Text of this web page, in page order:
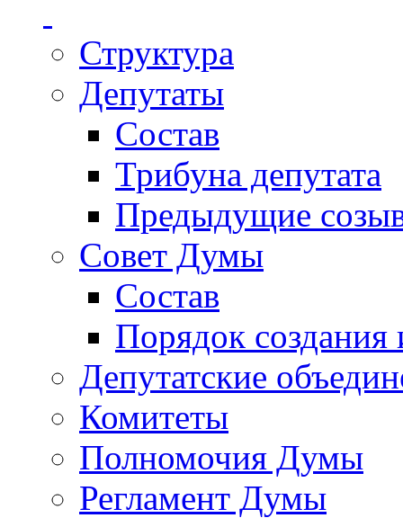
Структура
Депутаты
Состав
Трибуна депутата
Предыдущие
Совет Думы
Состав
Порядок создания
Депутатские
Комитеты
Полномочия Думы
Регламент Думы